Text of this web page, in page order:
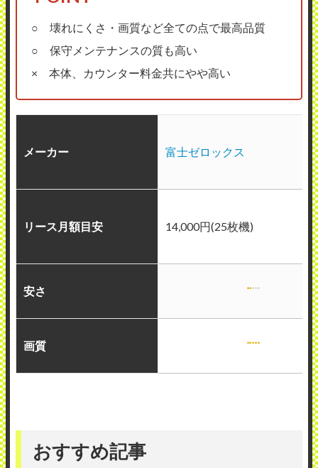
○ 壊れにくさ・画質など全ての点で最高品質
○ 保守メンテナンスの質も高い
× 本体、カウンター料金共にやや高い
メーカー 富士ゼロックス
リース月額目安 14,000円(25枚機)
安さ
画質
おすすめ記事